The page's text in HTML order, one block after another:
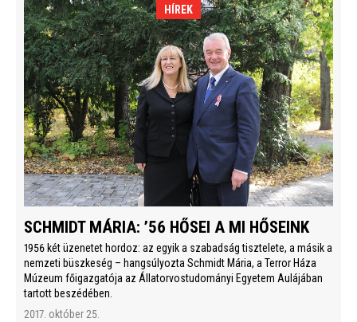
HÍREK
SCHMIDT MÁRIA: ’56 HŐSEI A MI HŐSEINK
1956 két üzenetet hordoz: az egyik a szabadság tisztelete, a másik a
nemzeti büszkeség – hangsúlyozta Schmidt Mária, a Terror Háza
Múzeum főigazgatója az Állatorvostudományi Egyetem Aulájában
tartott beszédében.
2017. október 25.